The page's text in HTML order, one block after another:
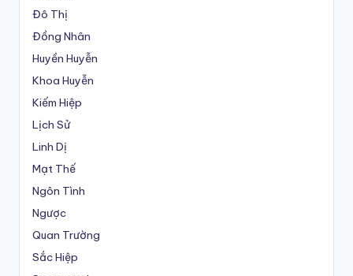
Đô Thị
Đồng Nhân
Huyền Huyễn
Khoa Huyễn
Kiếm Hiệp
Lịch Sử
Linh Dị
Mạt Thế
Ngôn Tình
Ngược
Quan Trường
Sắc Hiệp